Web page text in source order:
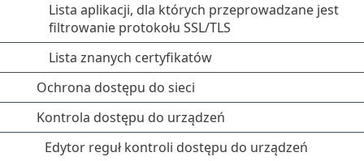
Lista aplikacji, dla których przeprowadzane jest
filtrowanie protokołu SSL/TLS
Lista znanych certyfikatów
Ochrona dostępu do sieci
Kontrola dostępu do urządzeń
Edytor reguł kontroli dostępu do urządzeń